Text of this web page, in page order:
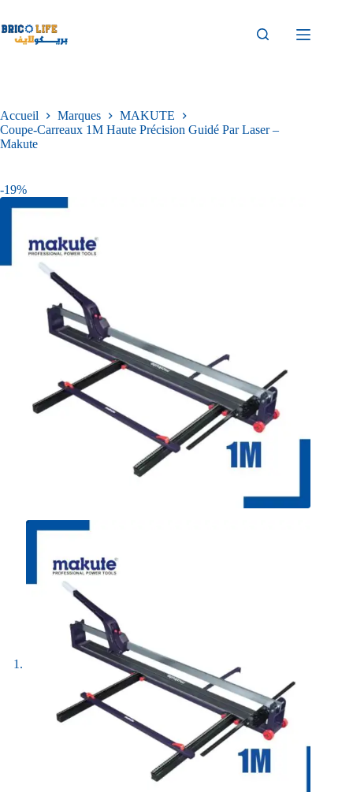
Accueil Marques
MAKUTE
Coupe-Carreaux 1M Haute Précision Guidé Par Laser –
Makute
-19%